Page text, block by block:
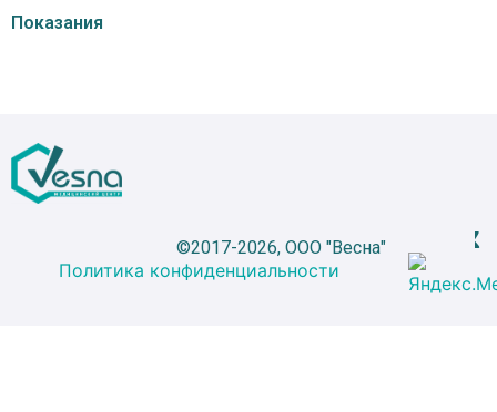
Показания
©2017-2026, ООО "Весна"
Политика конфиденциальности